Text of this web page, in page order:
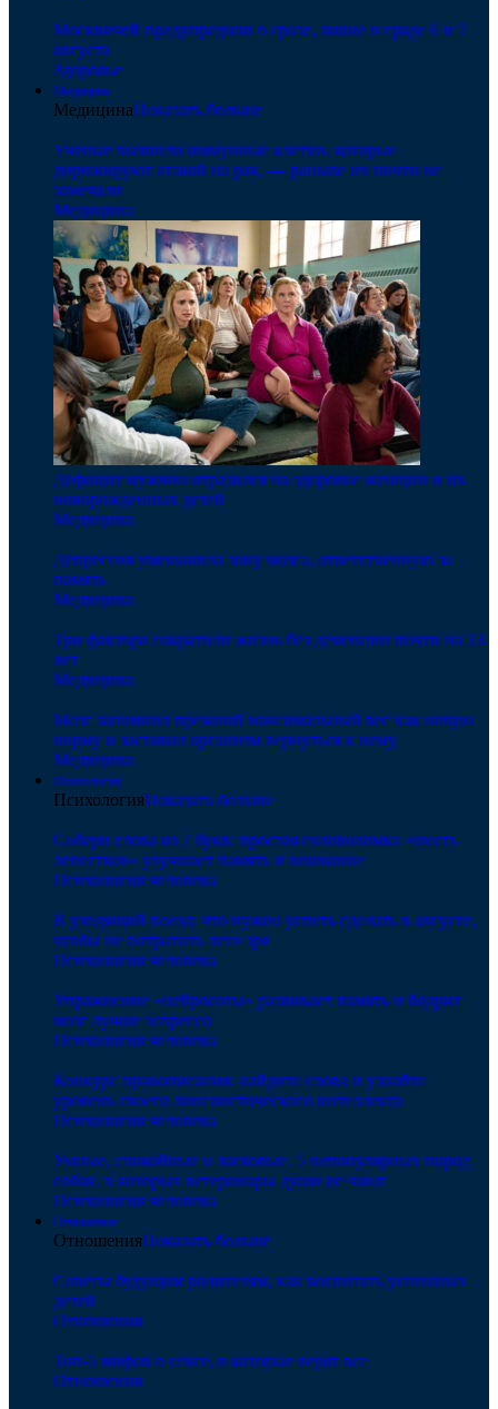
Москвичей предупредили о грозе, ливне и граде 6 и 7
августа
Здоровье
Медицина
МедицинаПоказать больше
Ученые выявили иммунные клетки, которые
дирижируют атакой на рак, — раньше их почти не
замечали
Медицина
Дефицит мужчин отразился на здоровье женщин и их
новорожденных детей
Медицина
Депрессия уменьшила зону мозга, ответственную за
память
Медицина
Три фактора сократили жизнь без деменции почти на 13
лет
Медицина
Мозг запомнил прежний максимальный вес как новую
норму и заставил организм вернуться к нему
Медицина
Психология
ПсихологияПоказать больше
Собери слова из 7 букв: простая головоломка «шесть
лепестков» улучшает память и внимание
Психология человека
В уходящий поезд: что нужно успеть сделать в августе,
чтобы не потратить лето зря
Психология человека
Упражнение «нейросоты» развивает память и бодрит
мозг лучше эспрессо
Психология человека
Конкурс правописания: найдите слова и узнайте
уровень своего лингвистического интеллекта
Психология человека
Умные, спокойные и ласковые: 5 непопулярных пород
собак, в которых ветеринары души не чают
Психология человека
Отношения
ОтношенияПоказать больше
Советы будущим родителям, как воспитать успешных
детей
Отношения
Топ-5 мифов о сексе, в которые верят все
Отношения